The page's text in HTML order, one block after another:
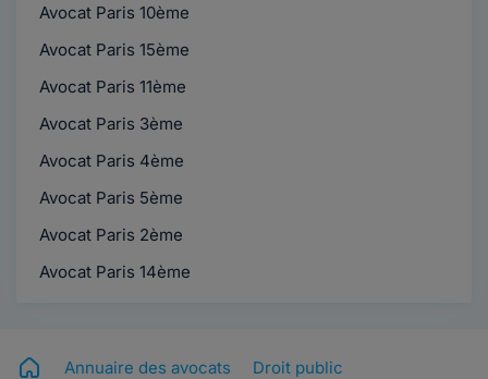
Avocat Paris 10ème
Avocat Paris 15ème
Avocat Paris 11ème
Avocat Paris 3ème
Avocat Paris 4ème
Avocat Paris 5ème
Avocat Paris 2ème
Avocat Paris 14ème
Annuaire des avocats
Droit public